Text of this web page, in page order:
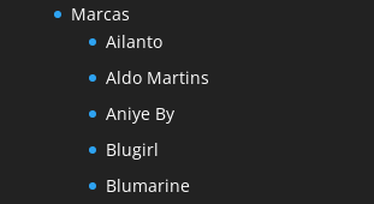
Marcas
Ailanto
Aldo Martins
Aniye By
Blugirl
Blumarine